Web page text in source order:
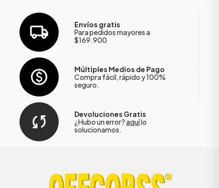
Envíos gratis
Para pedidos mayores a
$169.900
Múltiples Medios de Pago
Compra fácil, rápido y 100%
seguro.
Devoluciones Gratis
¿Hubo un error?aquílo
solucionamos.